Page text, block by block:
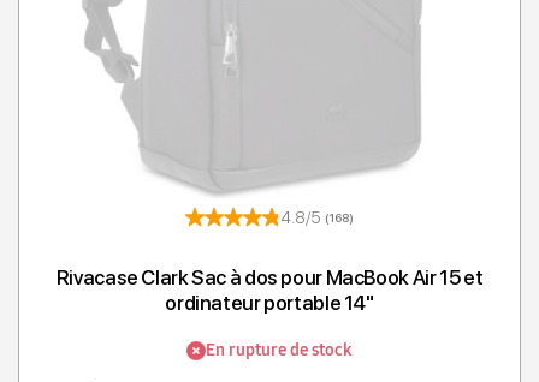
4.8/5 (168)
Rivacase Clark Sac à dos pour MacBook Air 15 et
ordinateur portable 14"
En rupture de stock